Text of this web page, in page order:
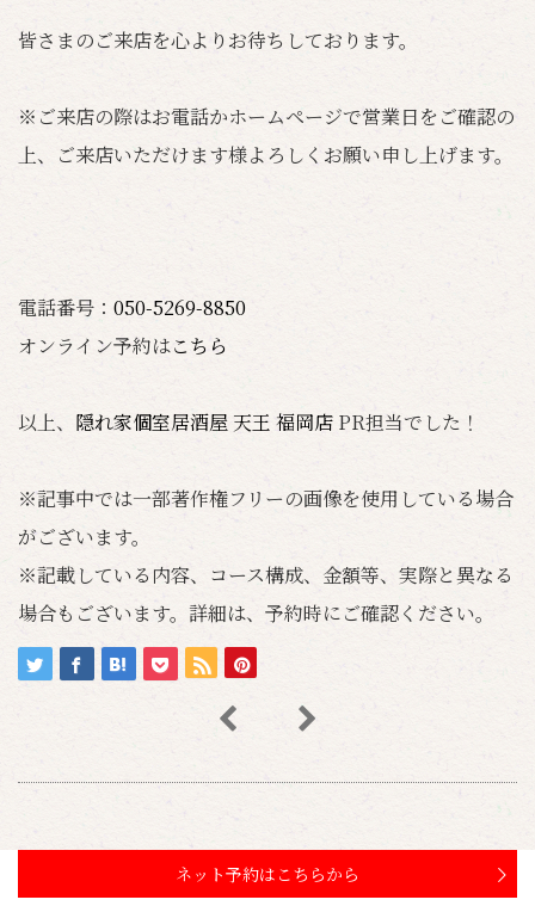
皆さまのご来店を心よりお待ちしております。
※ご来店の際はお電話かホームページで営業日をご確認の
上、ご来店いただけます様よろしくお願い申し上げます。
電話番号： 050-5269-8850
オンライン予約はこちら
以上、 隠れ家個室居酒屋 天王 福岡店 PR担当でした！
※記事中では一部著作権フリーの画像を使用している場合
がございます。
※記載している内容、コース構成、金額等、実際と異なる
場合もございます。詳細は、予約時にご確認ください。
ネット予約はこちらから